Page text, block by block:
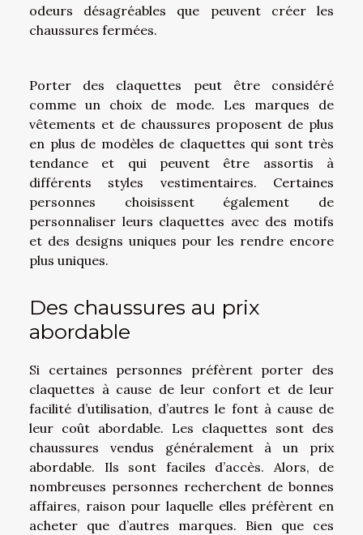
odeurs désagréables que peuvent créer les
chaussures fermées.
Porter des claquettes peut être considéré
comme un choix de mode. Les marques de
vêtements et de chaussures proposent de plus
en plus de modèles de claquettes qui sont très
tendance et qui peuvent être assortis à
différents styles vestimentaires. Certaines
personnes choisissent également de
personnaliser leurs claquettes avec des motifs
et des designs uniques pour les rendre encore
plus uniques.
Des chaussures au prix
abordable
Si certaines personnes préfèrent porter des
claquettes à cause de leur confort et de leur
facilité d’utilisation, d’autres le font à cause de
leur coût abordable. Les claquettes sont des
chaussures vendus généralement à un prix
abordable. Ils sont faciles d’accès. Alors, de
nombreuses personnes recherchent de bonnes
affaires, raison pour laquelle elles préfèrent en
acheter que d’autres marques. Bien que ces